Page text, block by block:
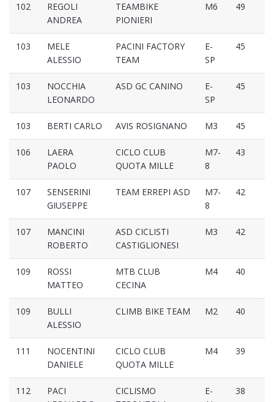
102
REGOLI
ANDREA
TEAMBIKE
PIONIERI
M6 49
103
MELE
ALESSIO
PACINI FACTORY
TEAM
E-
SP
45
103
NOCCHIA
LEONARDO
ASD GC CANINO
E-
SP
45
103 BERTI CARLO AVIS ROSIGNANO M3 45
106
LAERA
PAOLO
CICLO CLUB
QUOTA MILLE
M7-
8
43
107
SENSERINI
GIUSEPPE
TEAM ERREPI ASD
M7-
8
42
107
MANCINI
ROBERTO
ASD CICLISTI
CASTIGLIONESI
M3 42
109
ROSSI
MATTEO
MTB CLUB
CECINA
M4 40
109
BULLI
ALESSIO
CLIMB BIKE TEAM M2 40
111
NOCENTINI
DANIELE
CICLO CLUB
QUOTA MILLE
M4 39
112
PACI
CICLISMO
E-
38